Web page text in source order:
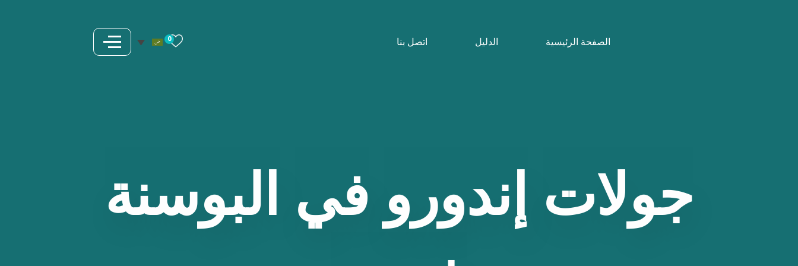
الصفحة الرئيسية الدليل اتصل بنا 0
جولات إندورو في البوسنة